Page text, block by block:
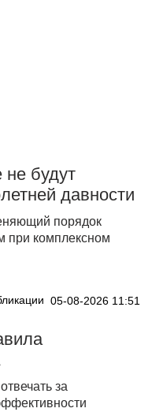
будут
давности
порядок
при комплексном
05-08-2026 11:51
за